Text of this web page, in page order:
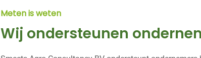
Meten is weten
Wij ondersteunen